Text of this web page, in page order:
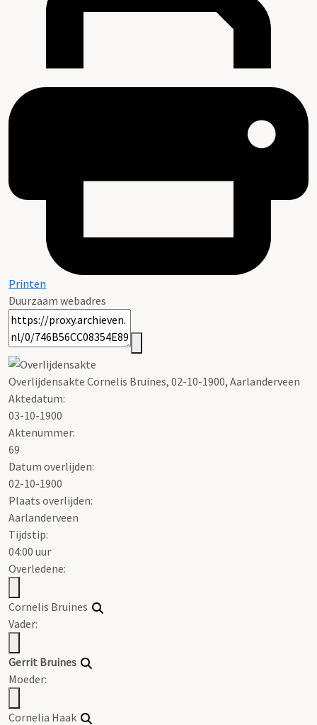
Printen
Duurzaam webadres
Overlijdensakte Cornelis Bruines, 02-10-1900, Aarlanderveen
Aktedatum:
03-10-1900
Aktenummer:
69
Datum overlijden:
02-10-1900
Plaats overlijden:
Aarlanderveen
Tijdstip:
04:00 uur
Overledene:
Cornelis Bruines
Vader:
Gerrit Bruines
Moeder:
Cornelia Haak